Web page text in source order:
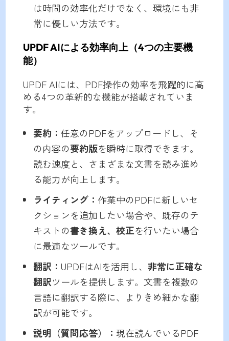
は時間の効率化だけでなく、環境にも非
常に優しい方法です。
UPDF AIによる効率向上（4つの主要機
能）
UPDF AIには、PDF操作の効率を飛躍的に高
める4つの革新的な機能が搭載されていま
す。
要約： 任意のPDFをアップロードし、そ
の内容の要約版を瞬時に取得できます。
読む速度と、さまざまな文書を読み進め
る能力が向上します。
ライティング： 作業中のPDFに新しいセ
クションを追加したい場合や、既存のテ
キストの書き換え、校正を行いたい場合
に最適なツールです。
翻訳： UPDFはAIを活用し、 非常に正確な
翻訳ツールを提供します。文書を複数の
言語に翻訳する際に、よりきめ細かな翻
訳が可能です。
説明（質問応答）： 現在読んでいるPDF